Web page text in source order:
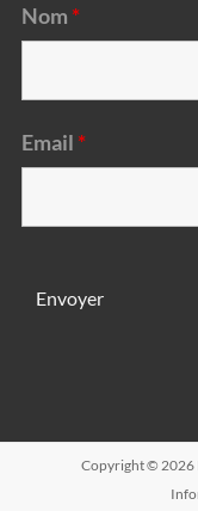
Nom *
Email *
Copyright © 2026